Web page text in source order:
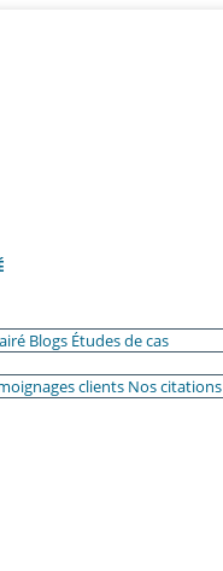
Blogs Études de cas
clients Nos citations